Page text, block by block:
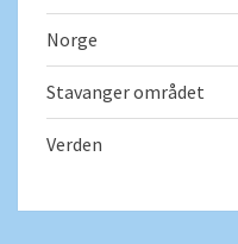
Norge
Stavanger området
Verden